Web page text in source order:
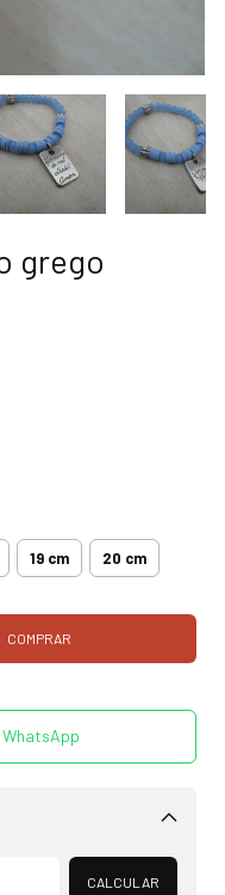
grego
19 cm 20 cm
Alterar CEP
CALCULAR